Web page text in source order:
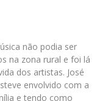
não podia ser
na zona rural e foi lá
dos artistas. José
envolvido com a
e tendo como